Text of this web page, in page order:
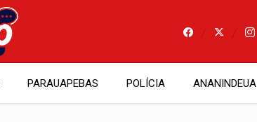
PARAUAPEBAS POLÍCIA ANANINDEUA